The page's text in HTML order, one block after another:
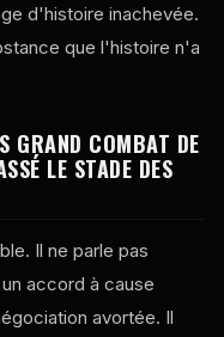
d'histoire inachevée.
que l'histoire n'a
GRAND COMBAT DE
LE STADE DES
Il ne parle pas
accord à cause
avortée. Il